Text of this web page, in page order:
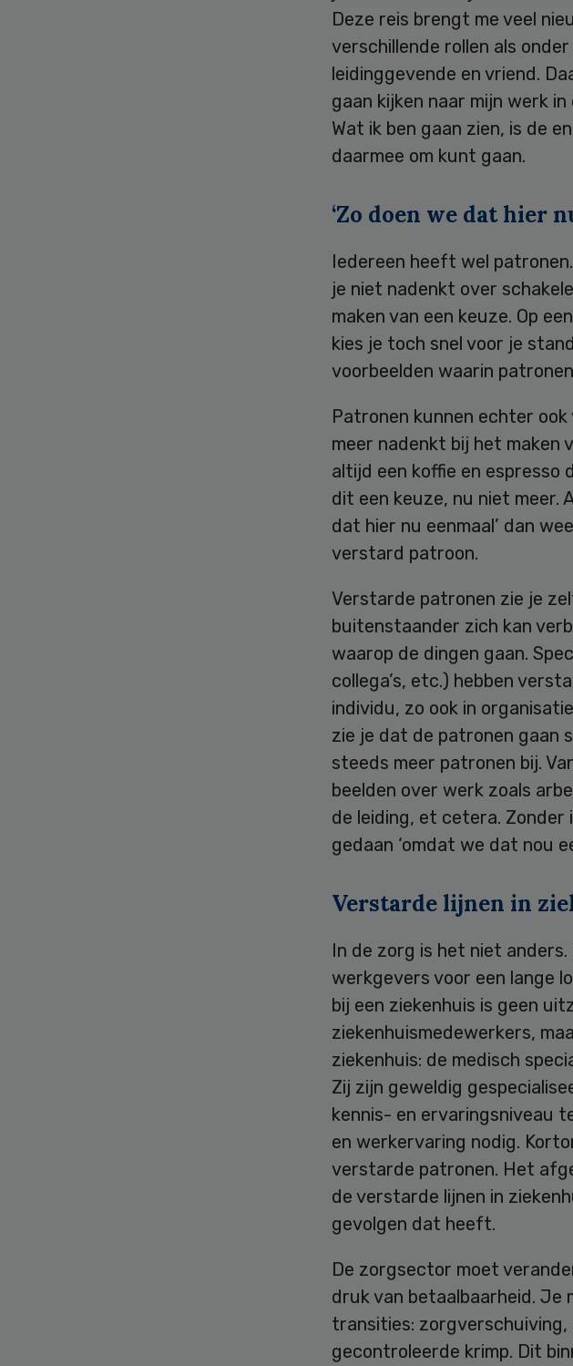
Deze reis brengt me veel
verschillende rollen als
leidinggevende en vriend.
gaan kijken naar mijn werk
Wat ik ben gaan zien, is de
daarmee om kunt gaan.
‘Zo doen we dat hier
Iedereen heeft wel
je niet nadenkt over
maken van een keuze. Op
kies je toch snel voor je
voorbeelden waarin
Patronen kunnen echter
meer nadenkt bij het maken
altijd een koffie en
dit een keuze, nu niet meer.
dat hier nu eenmaal’ dan
verstard patroon.
Verstarde patronen zie je
buitenstaander zich kan
waarop de dingen gaan.
collega’s, etc.) hebben
individu, zo ook in
zie je dat de patronen gaan
steeds meer patronen bij.
beelden over werk zoals
de leiding, et cetera.
gedaan ‘omdat we dat nou
Verstarde lijnen in
In de zorg is het niet
werkgevers voor een lange
bij een ziekenhuis is geen
ziekenhuismedewerkers,
ziekenhuis: de medisch
Zij zijn geweldig
kennis- en ervaringsniveau
en werkervaring nodig.
verstarde patronen. Het
de verstarde lijnen in
gevolgen dat heeft.
De zorgsector moet
druk van betaalbaarheid. Je
transities:
gecontroleerde krimp. Dit